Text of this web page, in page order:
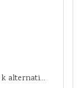
alternati...